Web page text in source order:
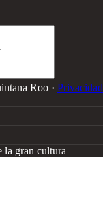
Roo · Privacidad
la gran cultura